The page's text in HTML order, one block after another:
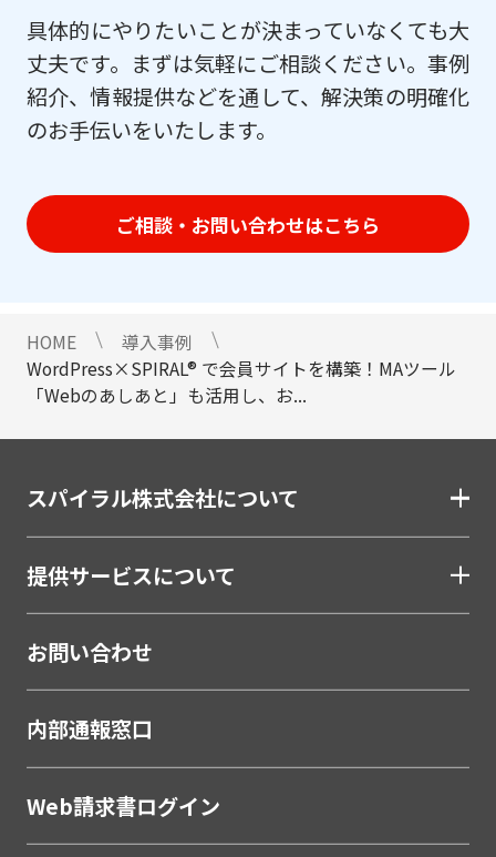
具体的にやりたいことが決まっていなくても大
丈夫です。まずは気軽にご相談ください。事例
紹介、情報提供などを通して、解決策の明確化
のお手伝いをいたします。
ご相談・お問い合わせはこちら
HOME
導入事例
WordPress×SPIRAL® で会員サイトを構築！MAツール
「Webのあしあと」も活用し、お...
スパイラル株式会社について
提供サービスについて
お問い合わせ
内部通報窓口
Web請求書ログイン